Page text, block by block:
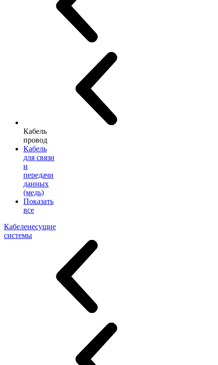
Кабель
провод
Кабель
для связи
и
передачи
данных
(медь)
Показать
все
Кабеленесущие
системы